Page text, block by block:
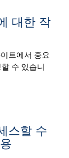
일반적으로
식
Server에서
대한 작
트에서 중요
수 있습니
스할 수